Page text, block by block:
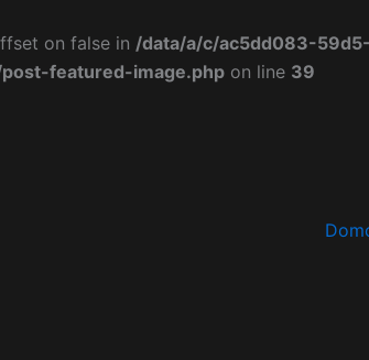
on false in /data/a/c/ac5dd083-
featured-image.php on line 39